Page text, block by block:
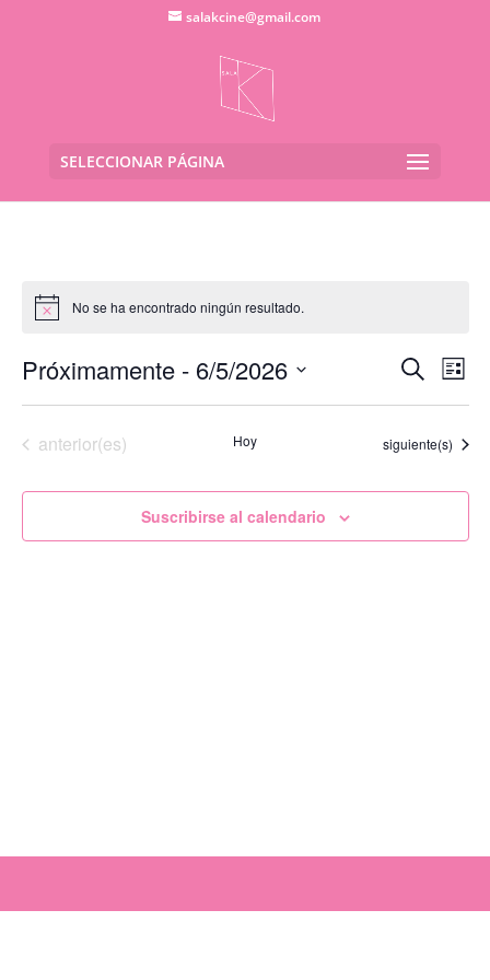
salakcine@gmail.com
SELECCIONAR PÁGINA
No se ha encontrado ningún resultado.
de
y
Buscar
de
de
Lista
Próximamente - 6/5/2026
Eventos
anterior(es) Hoy Eventos
siguiente(s)
Suscribirse al calendario